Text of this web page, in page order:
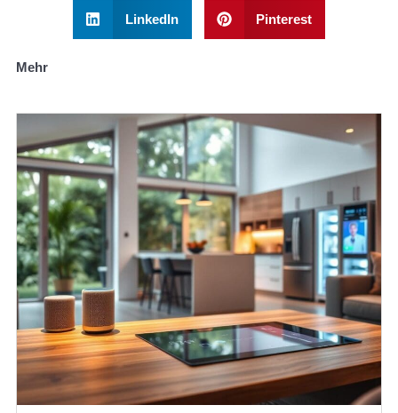
LinkedIn Pinterest
Mehr